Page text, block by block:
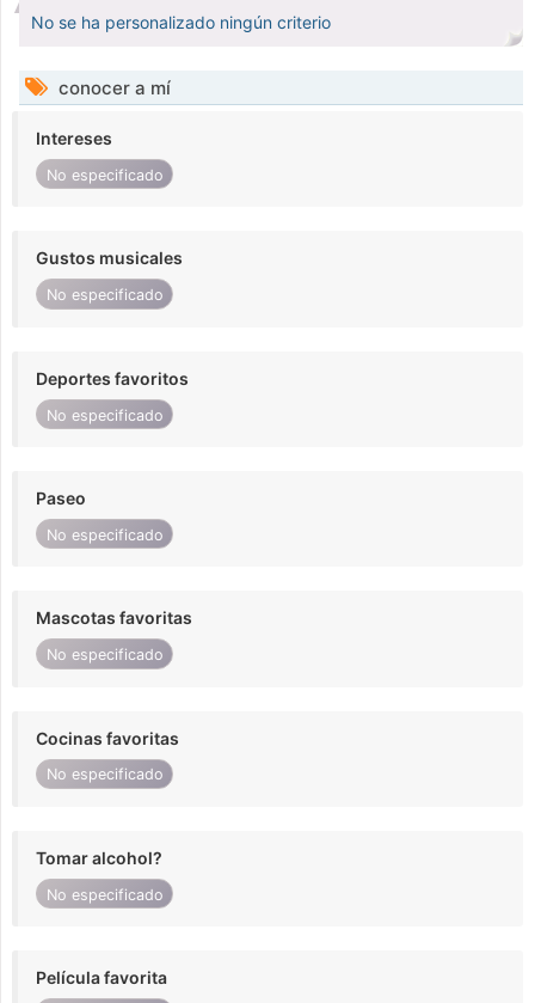
No se ha personalizado ningún criterio
conocer a mí
Intereses
No especificado
Gustos musicales
No especificado
Deportes favoritos
No especificado
Paseo
No especificado
Mascotas favoritas
No especificado
Cocinas favoritas
No especificado
Tomar alcohol?
No especificado
Película favorita